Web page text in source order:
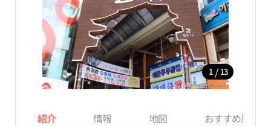
1 / 13
紹介 情報 地図 おすすめ周辺